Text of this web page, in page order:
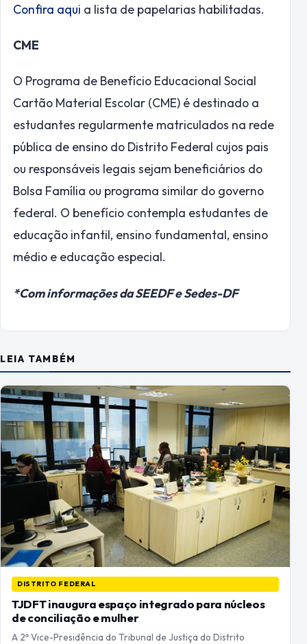
Confira aqui a lista de papelarias habilitadas.
CME
O Programa de Benefício Educacional Social
Cartão Material Escolar (CME) é destinado a
estudantes regularmente matriculados na rede
pública de ensino do Distrito Federal cujos pais
ou responsáveis legais sejam beneficiários do
Bolsa Família ou programa similar do governo
federal. O benefício contempla estudantes de
educação infantil, ensino fundamental, ensino
médio e educação especial.
*Com informações da SEEDF e Sedes-DF
LEIA TAMBÉM
DISTRITO FEDERAL
TJDFT inaugura espaço integrado para núcleos
de conciliação e mulher
A 2ª Vice-Presidência do Tribunal de Justiça do Distrito